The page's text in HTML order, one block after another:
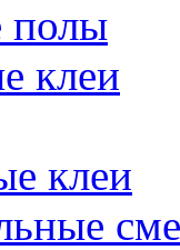
полы
клеи
клеи